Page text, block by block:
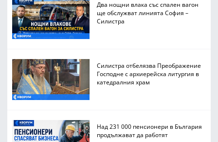
Два нощни влака със спален вагон
ще обслужват линията София –
Силистра
Силистра отбелязва Преображение
Господне с архиерейска литургия в
катедралния храм
Над 231 000 пенсионери в България
продължават да работят